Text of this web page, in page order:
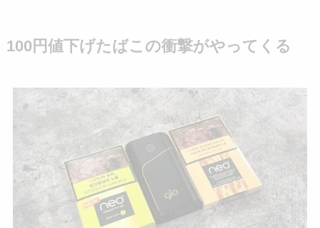
100円値下げたばこの衝撃がやってくる